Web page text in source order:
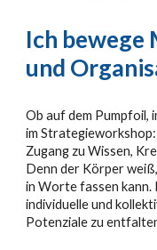
Ich bewege
und
Ob auf dem Pumpfoil,
im
Zugang zu Wissen,
Denn der Körper
in Worte fassen kann.
individuelle und
Potenziale zu